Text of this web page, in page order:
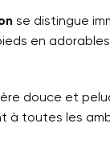
se distingue
en
douce et
à toutes les